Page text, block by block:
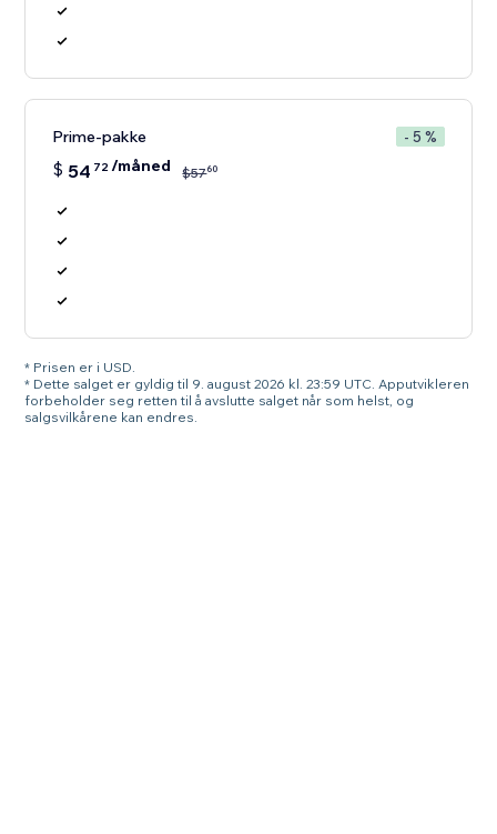
Prime-pakke - 5 %
$ 54 72/måned $5760
* Prisen er i USD.
* Dette salget er gyldig til 9. august 2026 kl. 23:59 UTC. Apputvikleren
forbeholder seg retten til å avslutte salget når som helst, og
salgsvilkårene kan endres.